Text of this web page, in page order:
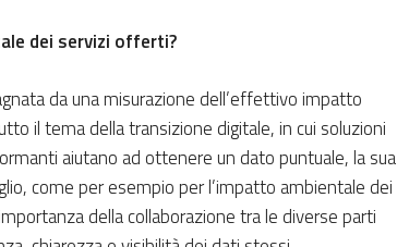
dei servizi offerti?
da una misurazione dell’effettivo impatto
il tema della transizione digitale, in cui soluzioni
aiutano ad ottenere un dato puntuale, la sua
come per esempio per l’impatto ambientale dei
della collaborazione tra le diverse parti